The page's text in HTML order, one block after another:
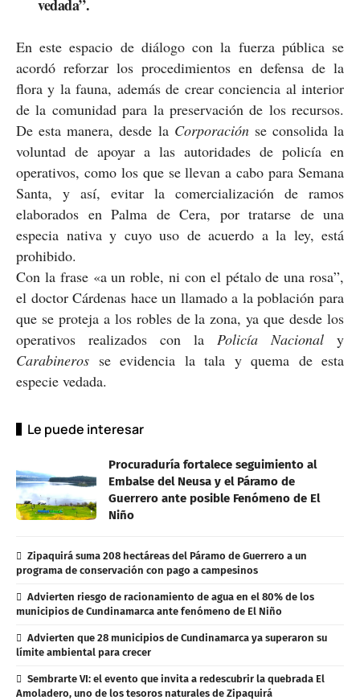
vedada”.
En este espacio de diálogo con la fuerza pública se
acordó reforzar los procedimientos en defensa de la
flora y la fauna, además de crear conciencia al interior
de la comunidad para la preservación de los recursos.
De esta manera, desde la Corporaciónse consolida la
voluntad de apoyar a las autoridades de policía en
operativos, como los que se llevan a cabo para Semana
Santa, y así, evitar la comercialización de ramos
elaborados en Palma de Cera, por tratarse de una
especia nativa y cuyo uso de acuerdo a la ley, está
prohibido.
Con la frase «a un roble, ni con el pétalo de una rosa”,
el doctor Cárdenas hace un llamado a la población para
que se proteja a los robles de la zona, ya que desde los
operativos realizados con la Policía Nacional y
Carabineros se evidencia la tala y quema de esta
especie vedada.
Le puede interesar
Procuraduría fortalece seguimiento al
Embalse del Neusa y el Páramo de
Guerrero ante posible Fenómeno de El
Niño
Zipaquirá suma 208 hectáreas del Páramo de Guerrero a un
programa de conservación con pago a campesinos
Advierten riesgo de racionamiento de agua en el 80% de los
municipios de Cundinamarca ante fenómeno de El Niño
Advierten que 28 municipios de Cundinamarca ya superaron su
límite ambiental para crecer
Sembrarte VI: el evento que invita a redescubrir la quebrada El
Amoladero, uno de los tesoros naturales de Zipaquirá